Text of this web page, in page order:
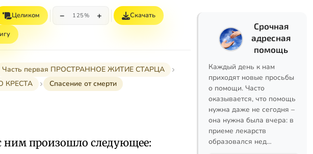
Целиком − 125% + Скачать
Часть первая ПРОСТРАННОЕ ЖИТИЕ СТАРЦА
КРЕСТА
Спасение от смерти
ним произошло следующее:
Срочная
адресная
помощь
Каждый день к нам
приходят новые просьбы
о помощи. Часто
оказывается, что помощь
нужна даже не сегодня –
она нужна была вчера: в
приеме лекарств
образовался нед…